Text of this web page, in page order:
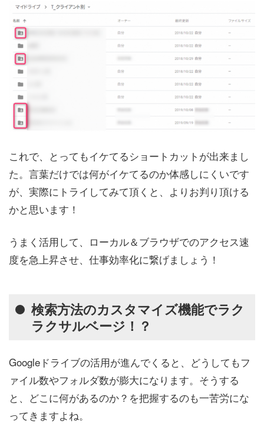
これで、とってもイケてるショートカットが出来まし
た。言葉だけでは何がイケてるのか体感しにくいです
が、実際にトライしてみて頂くと、よりお判り頂ける
かと思います！
うまく活用して、ローカル＆ブラウザでのアクセス速
度を急上昇させ、仕事効率化に繋げましょう！
検索方法のカスタマイズ機能でラク
ラクサルベージ！？
Googleドライブの活用が進んでくると、どうしてもフ
ァイル数やフォルダ数が膨大になります。そうする
と、どこに何があるのか？を把握するのも一苦労にな
ってきますよね。